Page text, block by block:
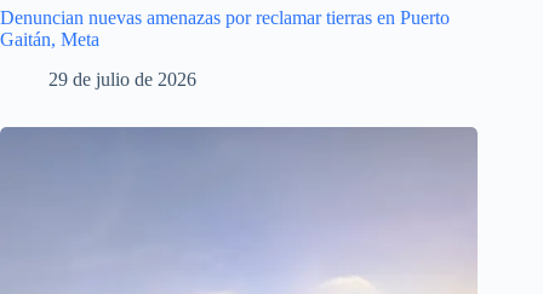
Denuncian nuevas amenazas por reclamar tierras en Puerto
Gaitán, Meta
29 de julio de 2026